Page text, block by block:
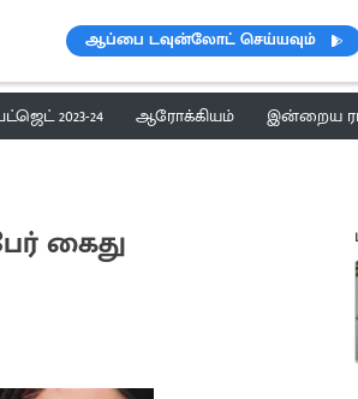
ஆப்பை டவுன்லோட் செய்யவும்
2023-24 ஆரோக்கியம் இன்றைய
கைது